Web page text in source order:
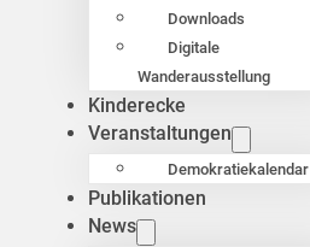
Downloads
Digitale
Wanderausstellung
Kinderecke
Veranstaltungen
Demokratiekalendar
Publikationen
News